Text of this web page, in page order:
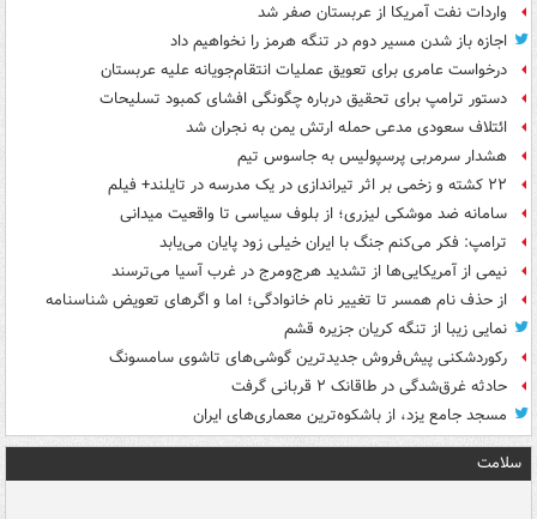
واردات نفت آمریکا از عربستان صفر شد
اجازه باز شدن مسیر دوم در تنگه هرمز را نخواهیم داد
درخواست عامری برای تعویق عملیات انتقام‌جویانه علیه عربستان
دستور ترامپ برای تحقیق درباره چگونگی افشای کمبود تسلیحات
ائتلاف سعودی مدعی حمله ارتش یمن به نجران شد
هشدار سرمربی پرسپولیس به جاسوس تیم
۲۲ کشته و زخمی بر اثر تیراندازی در یک مدرسه در تایلند+ فیلم
سامانه ضد موشکی لیزری؛ از بلوف سیاسی تا واقعیت میدانی
ترامپ: فکر می‌کنم جنگ با ایران خیلی زود پایان می‌یابد
نیمی از آمریکایی‌ها از تشدید هرج‌ومرج در غرب آسیا می‌ترسند
از حذف نام همسر تا تغییر نام خانوادگی؛ اما و اگرهای تعویض شناسنامه
نمایی زیبا از تنگه کریان جزیره قشم
رکوردشکنی پیش‌فروش جدیدترین گوشی‌های تاشوی سامسونگ
حادثه غرق‌شدگی در طاقانک ۲ قربانی گرفت
مسجد جامع یزد، از باشکوه‌ترین معماری‌های ایران
سلامت